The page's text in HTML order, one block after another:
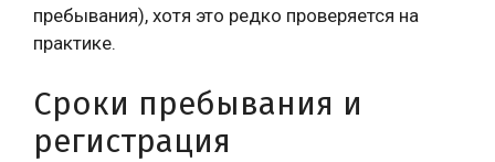
пребывания), хотя это редко проверяется на
практике.
Сроки пребывания и
регистрация